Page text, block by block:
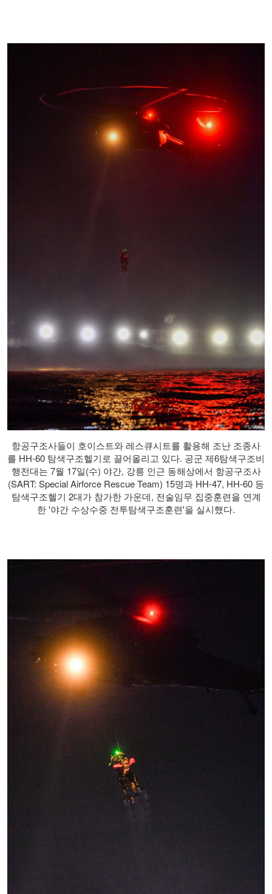
항공구조사들이 호이스트와 레스큐시트를 활용해 조난 조종사
를 HH-60 탐색구조헬기로 끌어올리고 있다. 공군 제6탐색구조비
행전대는 7월 17일(수) 야간, 강릉 인근 동해상에서 항공구조사
(SART: Special Airforce Rescue Team) 15명과 HH-47, HH-60 등
탐색구조헬기 2대가 참가한 가운데, 전술임무 집중훈련을 연계
한 '야간 수상수중 전투탐색구조훈련'을 실시했다.